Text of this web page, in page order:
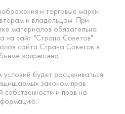
и торговые марки
и владельцам. При
материалов обязательна
на сайт "Страна Советов".
сайта Страна Советов в
запрещено.
будет расцениваться
законом прав
собственности и прав на